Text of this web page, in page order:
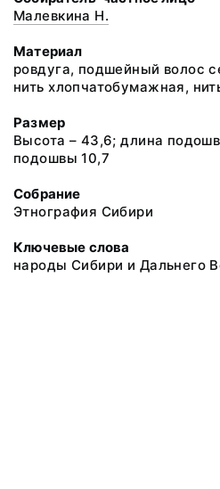
Малевкина Н.
Материал
ровдуга, подшейный волос
нить хлопчатобумажная,
Размер
Высота – 43,6; длина
подошвы 10,7
Собрание
Этнография Сибири
Ключевые слова
народы Сибири и Дальнего